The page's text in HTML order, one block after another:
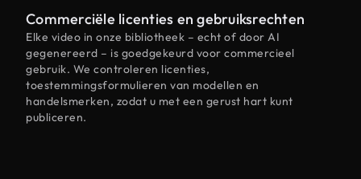
Commerciële licenties en gebruiksrechten
Elke video in onze bibliotheek – echt of door AI
gegenereerd – is goedgekeurd voor commercieel
gebruik. We controleren licenties,
toestemmingsformulieren van modellen en
handelsmerken, zodat u met een gerust hart kunt
publiceren.